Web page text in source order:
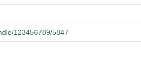
123456789/5847